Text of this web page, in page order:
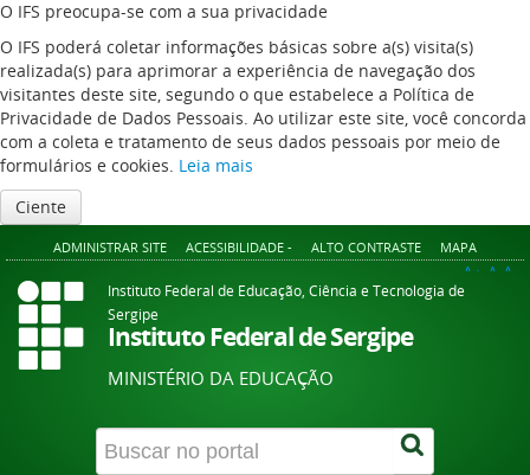
O IFS preocupa-se com a sua privacidade
O IFS poderá coletar informações básicas sobre a(s) visita(s)
realizada(s) para aprimorar a experiência de navegação dos
visitantes deste site, segundo o que estabelece a Política de
Privacidade de Dados Pessoais. Ao utilizar este site, você concorda
com a coleta e tratamento de seus dados pessoais por meio de
formulários e cookies. Leia mais
Ciente
ADMINISTRAR SITE ACESSIBILIDADE - ALTO CONTRASTE MAPA
A+ A A-
Instituto Federal de Educação, Ciência e Tecnologia de
Sergipe
Instituto Federal de Sergipe
MINISTÉRIO DA EDUCAÇÃO